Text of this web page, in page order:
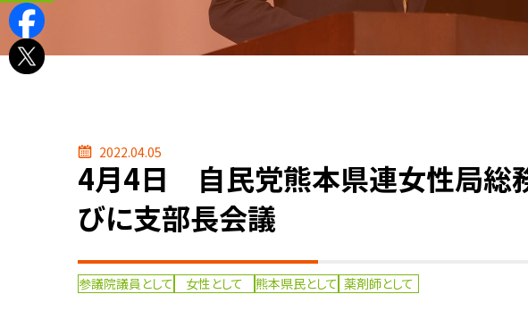
2022.04.05
4月4日 自民党熊本県連女性局総
びに支部長会議
参議院議員として 女性として 熊本県民として 薬剤師として